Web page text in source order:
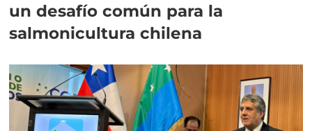
un desafío común para la
salmonicultura chilena